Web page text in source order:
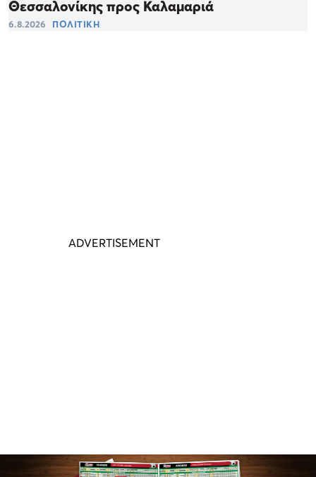
Θεσσαλονίκης προς Καλαμαριά
6.8.2026 ΠΟΛΙΤΙΚΗ